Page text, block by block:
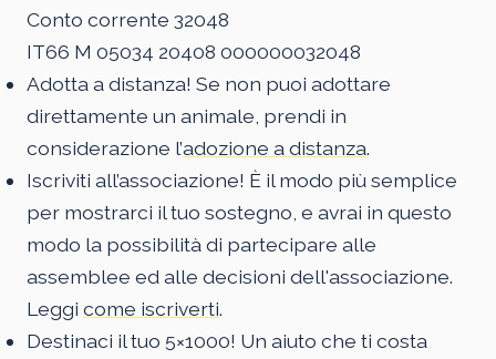
Conto corrente 32048
IT66 M 05034 20408 000000032048
Adotta a distanza! Se non puoi adottare
direttamente un animale, prendi in
considerazione l’adozione a distanza.
Iscriviti all’associazione! È il modo più semplice
per mostrarci il tuo sostegno, e avrai in questo
modo la possibilità di partecipare alle
assemblee ed alle decisioni dell'associazione.
Leggi come iscriverti.
Destinaci il tuo 5×1000! Un aiuto che ti costa